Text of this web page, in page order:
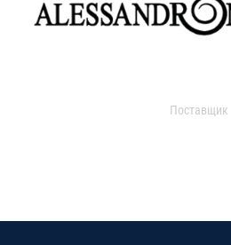
Поставщик